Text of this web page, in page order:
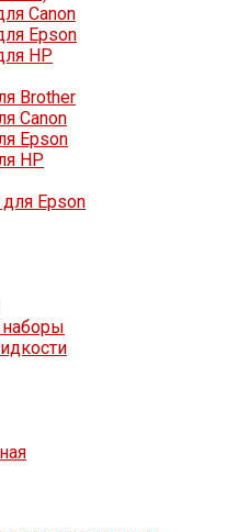
Canon
Epson
HP
Brother
Canon
Epson
HP
Epson